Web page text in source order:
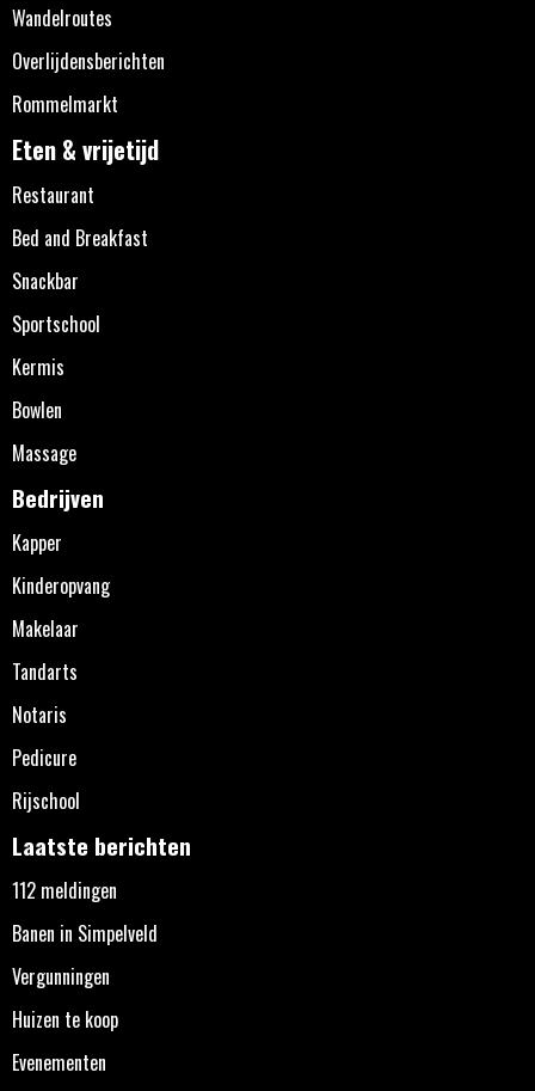
Wandelroutes
Overlijdensberichten
Rommelmarkt
Eten & vrijetijd
Restaurant
Bed and Breakfast
Snackbar
Sportschool
Kermis
Bowlen
Massage
Bedrijven
Kapper
Kinderopvang
Makelaar
Tandarts
Notaris
Pedicure
Rijschool
Laatste berichten
112 meldingen
Banen in Simpelveld
Vergunningen
Huizen te koop
Evenementen